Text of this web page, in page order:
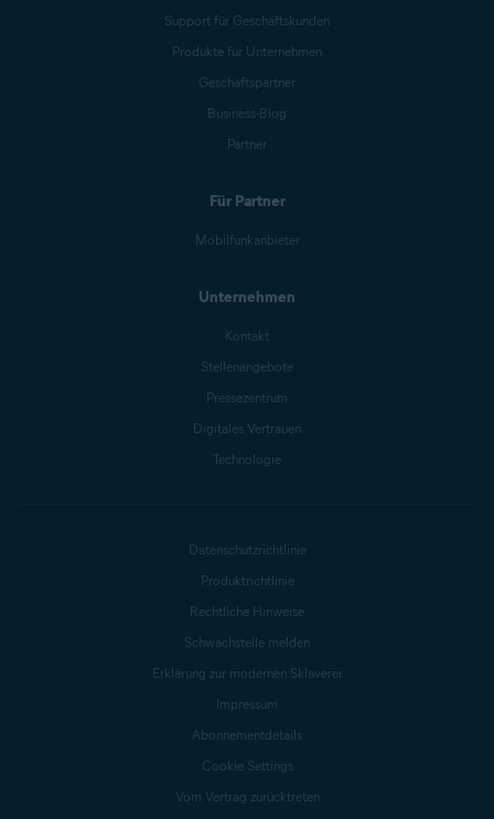
Support für Geschäftskunden
Produkte für Unternehmen
Geschäftspartner
Business-Blog
Partner
Für Partner
Mobilfunkanbieter
Unternehmen
Kontakt
Stellenangebote
Pressezentrum
Digitales Vertrauen
Technologie
Datenschutzrichtlinie
Produktrichtlinie
Rechtliche Hinweise
Schwachstelle melden
Erklärung zur modernen Sklaverei
Impressum
Abonnementdetails
Cookie Settings
Vom Vertrag zurücktreten